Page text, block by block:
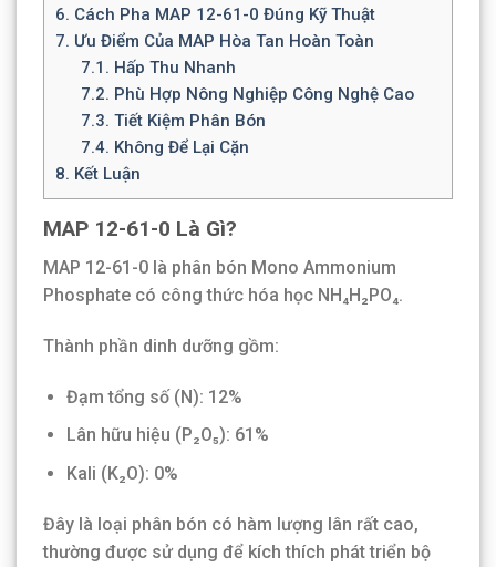
6. Cách Pha MAP 12-61-0 Đúng Kỹ Thuật
7. Ưu Điểm Của MAP Hòa Tan Hoàn Toàn
7.1. Hấp Thu Nhanh
7.2. Phù Hợp Nông Nghiệp Công Nghệ Cao
7.3. Tiết Kiệm Phân Bón
7.4. Không Để Lại Cặn
8. Kết Luận
MAP 12-61-0 Là Gì?
MAP 12-61-0 là phân bón Mono Ammonium
Phosphate có công thức hóa học NH₄H₂PO₄.
Thành phần dinh dưỡng gồm:
Đạm tổng số (N): 12%
Lân hữu hiệu (P₂O₅): 61%
Kali (K₂O): 0%
Đây là loại phân bón có hàm lượng lân rất cao,
thường được sử dụng để kích thích phát triển bộ